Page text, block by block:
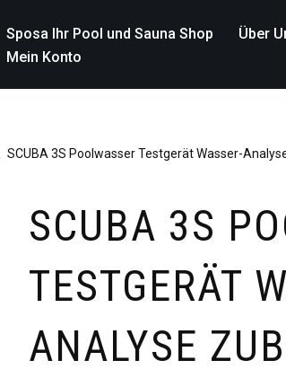
Sposa Ihr Pool und Sauna Shop Über
Mein Konto
SCUBA 3S Poolwasser Testgerät Wasser-
SCUBA 3S
TESTGERÄT
ANALYSE